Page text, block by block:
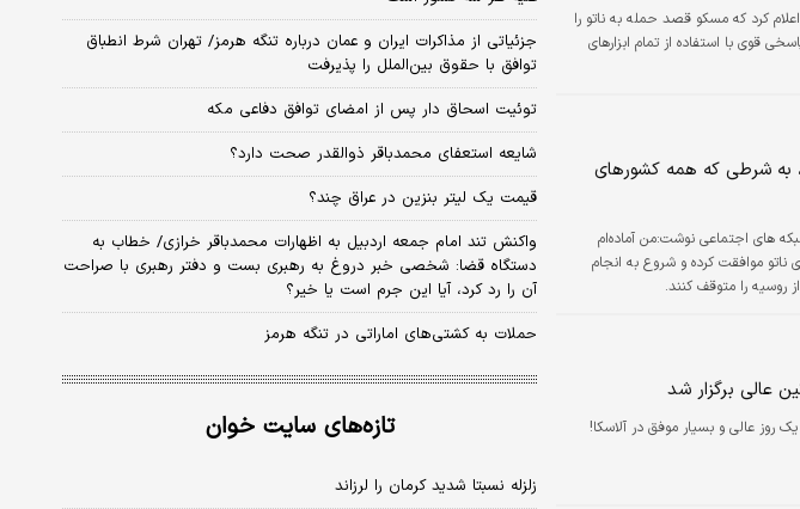
دنیای اقتصاد؛ ماریا زاخارووا، سخنگوی وزارت امور خارجه روسیه اعلام کرد که مسکو قصد حمله به ناتو را
قوی با استفاده از تمام ابزارهای
به شرطی که همه کشورهای
های اجتماعی نوشت:من آماده‌ام
موافقت کرده و شروع به انجام
روسیه را متوقف کنند.
عالی برگزار شد
روز عالی و بسیار موفق در آلاسکا!
جزئیاتی از مذاکرات ایران و عمان درباره تنگه هرمز/ تهران شرط انطباق
توافق با حقوق بین‌الملل را پذیرفت
توئیت اسحاق دار پس از امضای توافق دفاعی مکه
شایعه استعفای محمدباقر ذوالقدر صحت دارد؟
قیمت یک لیتر بنزین در عراق چند؟
واکنش تند امام جمعه اردبیل به اظهارات محمدباقر خرازی/ خطاب به
دستگاه قضا: شخصی خبر دروغ به رهبری بست و دفتر رهبری با صراحت
آن را رد کرد، آیا این جرم است یا خیر؟
حملات به کشتی‌های اماراتی در تنگه هرمز
تازه‌های سایت خوان
زلزله نسبتا شدید کرمان را لرزاند